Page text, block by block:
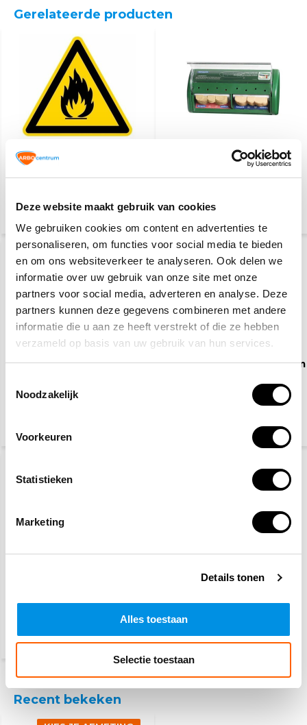
Deze website maakt gebruik van cookies
We gebruiken cookies om content en advertenties te
personaliseren, om functies voor social media te bieden
en om ons websiteverkeer te analyseren. Ook delen we
informatie over uw gebruik van onze site met onze
partners voor social media, adverteren en analyse. Deze
partners kunnen deze gegevens combineren met andere
informatie die u aan ze heeft verstrekt of die ze hebben
verzameld op basis van uw gebruik van hun services.
Noodzakelijk
Voorkeuren
Statistieken
Marketing
Details tonen
Alles toestaan
Selectie toestaan
Gerelateerde producten
Ontvlambare stoffen
4,10
Pleisterdispenser
23,50
EHBO koffer Oranje
Waarschuwingspictogram
Recent bekeken